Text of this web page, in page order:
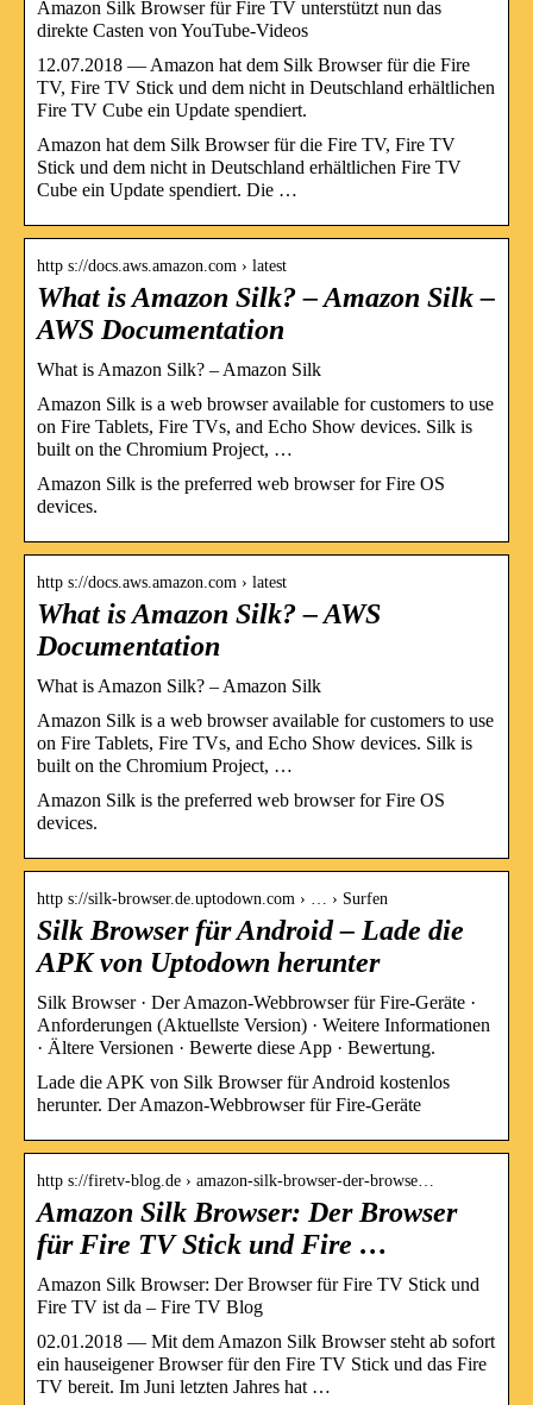
Amazon Silk Browser für Fire TV unterstützt nun das
direkte Casten von YouTube-Videos
12.07.2018 — Amazon hat dem Silk Browser für die Fire
TV, Fire TV Stick und dem nicht in Deutschland erhältlichen
Fire TV Cube ein Update spendiert.
Amazon hat dem Silk Browser für die Fire TV, Fire TV
Stick und dem nicht in Deutschland erhältlichen Fire TV
Cube ein Update spendiert. Die …
http s://docs.aws.amazon.com › latest
What is Amazon Silk? – Amazon Silk –
AWS Documentation
What is Amazon Silk? – Amazon Silk
Amazon Silk is a web browser available for customers to use
on Fire Tablets, Fire TVs, and Echo Show devices. Silk is
built on the Chromium Project, …
Amazon Silk is the preferred web browser for Fire OS
devices.
http s://docs.aws.amazon.com › latest
What is Amazon Silk? – AWS
Documentation
What is Amazon Silk? – Amazon Silk
Amazon Silk is a web browser available for customers to use
on Fire Tablets, Fire TVs, and Echo Show devices. Silk is
built on the Chromium Project, …
Amazon Silk is the preferred web browser for Fire OS
devices.
http s://silk-browser.de.uptodown.com › … › Surfen
Silk Browser für Android – Lade die
APK von Uptodown herunter
Silk Browser · Der Amazon-Webbrowser für Fire-Geräte ·
Anforderungen (Aktuellste Version) · Weitere Informationen
· Ältere Versionen · Bewerte diese App · Bewertung.
Lade die APK von Silk Browser für Android kostenlos
herunter. Der Amazon-Webbrowser für Fire-Geräte
http s://firetv-blog.de › amazon-silk-browser-der-browse…
Amazon Silk Browser: Der Browser
für Fire TV Stick und Fire …
Amazon Silk Browser: Der Browser für Fire TV Stick und
Fire TV ist da – Fire TV Blog
02.01.2018 — Mit dem Amazon Silk Browser steht ab sofort
ein hauseigener Browser für den Fire TV Stick und das Fire
TV bereit. Im Juni letzten Jahres hat …